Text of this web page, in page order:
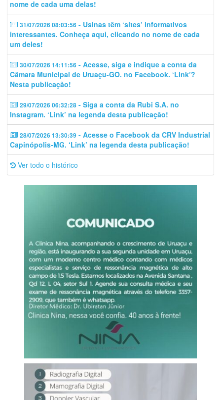
nome de cada uma delas!
31/07/2026 08:03:56 - Usinas têm ‘sites’ informativos
interessantes. Conheça aqui, clicando no nome de cada
um deles!
30/07/2026 14:11:56 - Acesse, siga e indique a conta da
Câmara Municipal de Uruaçu-GO. no Facebook. ‘Link’?
Nesta publicação!
29/07/2026 06:32:28 - Siga a conta da Rubi S.A. no
Instagram. ‘Link’ na legenda desta publicação!
28/07/2026 13:30:39 - Acesse o Facebook da CRV Industrial
Capinópolis-MG. ‘Link’ na legenda desta publicação!
Ver todo o histórico